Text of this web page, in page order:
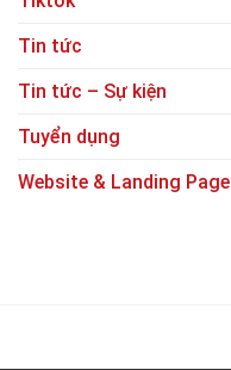
Tin tức
Tin tức – Sự kiện
Tuyển dụng
Website & Landing Page